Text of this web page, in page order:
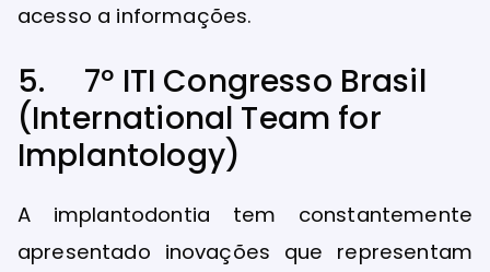
acesso a informações.
5. 7º ITI Congresso Brasil
(International Team for
Implantology)
A implantodontia tem constantemente
apresentado inovações que representam